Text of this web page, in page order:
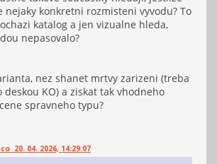
nejaky konkretni rozmisteni vyvodu? To
katalog a jen vizualne hleda,
nepasovalo?
nez shanet mrtvy zarizeni (treba
KO) a ziskat tak vhodneho
spravneho typu?
20. 04. 2026, 14:29:07